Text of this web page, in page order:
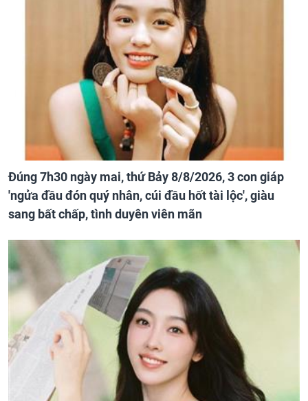
Đúng 7h30 ngày mai, thứ Bảy 8/8/2026, 3 con giáp
'ngửa đầu đón quý nhân, cúi đầu hốt tài lộc', giàu
sang bất chấp, tình duyên viên mãn